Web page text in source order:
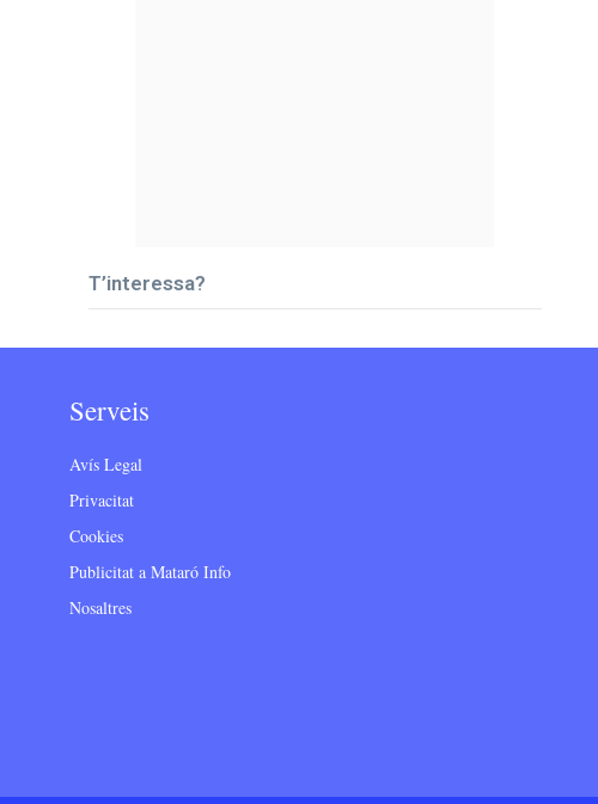
T’interessa?
Serveis
Avís Legal
Privacitat
Cookies
Publicitat a Mataró Info
Nosaltres